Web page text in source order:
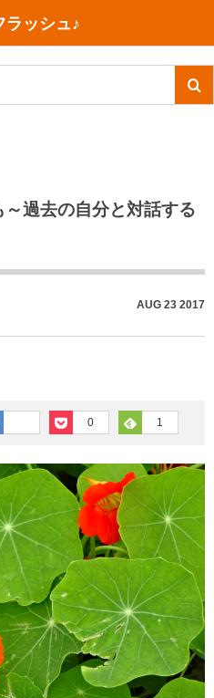
ラッシュ♪
過去の自分と対話する
AUG 23 2017
0 1